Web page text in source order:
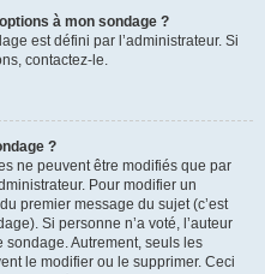
à mon sondage ?
est défini par l’administrateur. Si
contactez-le.
?
ne peuvent être modifiés que par
Pour modifier un
premier message du sujet (c’est
Si personne n’a voté, l’auteur
Autrement, seuls les
le modifier ou le supprimer. Ceci